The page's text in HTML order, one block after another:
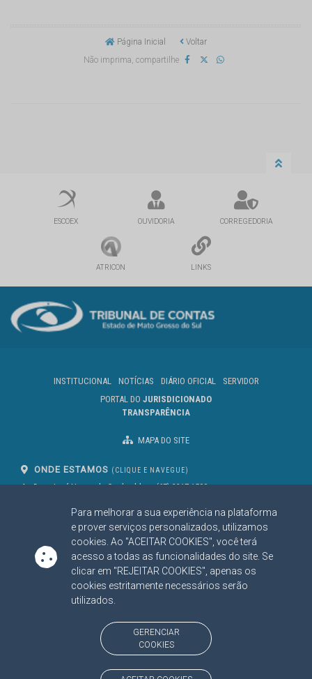
Para melhorar a sua experiência na plataforma
e prover serviços personalizados, utilizamos
cookies. Ao "ACEITAR COOKIES", você terá
acesso a todas as funcionalidades do site. Se
clicar em "REJEITAR COOKIES", apenas os
cookies estritamente necessários serão
utilizados.
GERENCIAR
COOKIES
Página Inicial
Voltar
Não imprima, compartilhe
ESCOEX OUVIDORIA CORREGEDORIA
ATRICON LINKS
INSTITUCIONAL NOTÍCIAS DIÁRIO OFICIAL
SERVIDOR
PORTAL DO JURISDICIONADO
TRANSPARÊNCIA
MAPA DO SITE
ONDE ESTAMOS (CLIQUE E NAVEGUE)
Av. Des. José Nunes da Cunha, bloco
Campo Grande/MS
CEP: 79031-310
(67) 3317-1500
SIGA NOSSAS REDES SOCIAIS
Linked InYoutube
Facebook
X
BAIXE NOSSO APLICATIVO